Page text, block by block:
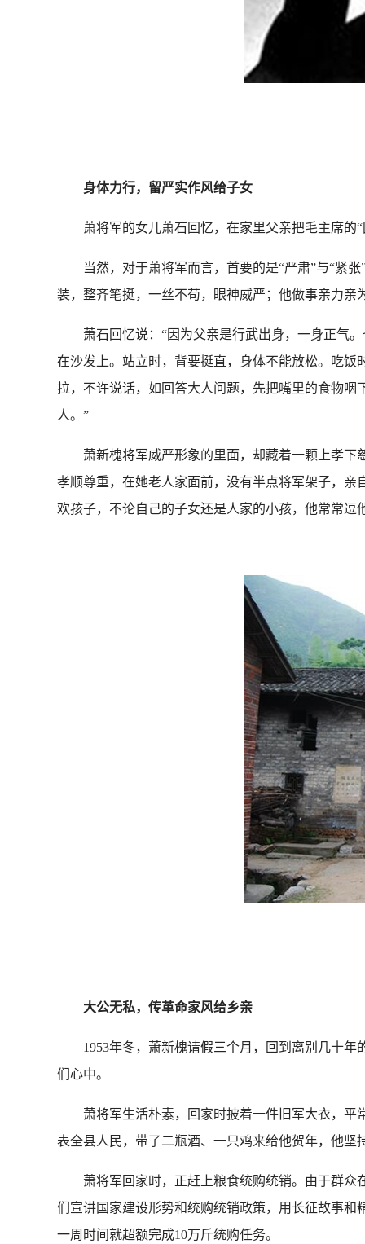
身体力行，留严实作风给子女
萧将军的女儿萧石回忆，在家里父亲把毛主席的“
当然，对于萧将军而言，首要的是“严肃”与“紧张
装，整齐笔挺，一丝不苟，眼神威严；他做事亲力
萧石回忆说：“因为父亲是行武出身，一身正气。
在沙发上。站立时，背要挺直，身体不能放松。吃
拉，不许说话，如回答大人问题，先把嘴里的食物
人。”
萧新槐将军威严形象的里面，却藏着一颗上孝下慈
孝顺尊重，在她老人家面前，没有半点将军架子，
欢孩子，不论自己的子女还是人家的小孩，他常常
大公无私，传革命家风给乡亲
1953年冬，萧新槐请假三个月，回到离别几十年
们心中。
萧将军生活朴素，回家时披着一件旧军大衣，平
表全县人民，带了二瓶酒、一只鸡来给他贺年，他
萧将军回家时，正赶上粮食统购统销。由于群众
们宣讲国家建设形势和统购统销政策，用长征故事
一周时间就超额完成10万斤统购任务。